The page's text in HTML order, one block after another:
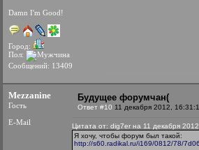
Damn I'm Good!
Город:
Пол:
Сообщений: 13409
Mezzanine
Гость
E-Mail
Будущее форумчан(
Ответ #10 11 декабря 2012,
Цитата от: dig7er на 11 декабря
Я хочу, чтобы форум был такой:
http://s60.radikal.ru/i169/0812/78/